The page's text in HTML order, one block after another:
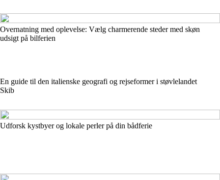
Overnatning med oplevelse: Vælg charmerende steder med skøn
udsigt på bilferien
En guide til den italienske geografi og rejseformer i støvlelandet
Skib
Udforsk kystbyer og lokale perler på din bådferie